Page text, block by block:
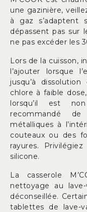
une gazinière,
à gaz s’adaptent
dépassent pas sur
ne pas excéder les
Lors de la cuisson,
l’ajouter lorsque
jusqu’à
chlore à faible
lorsqu’il est
recommandé
métalliques à
couteaux ou des
rayures.
silicone.
La casserole
nettoyage au
déconseillée.
tablettes de lave-